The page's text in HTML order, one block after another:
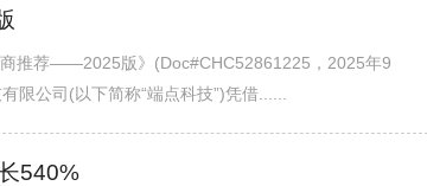
推荐——2025版》(Doc#CHC52861225，2025年9
限公司(以下简称“端点科技”)凭借......
540%